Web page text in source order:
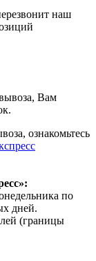
наш
Вам
ознакомьтесь
по
дней.
(границы